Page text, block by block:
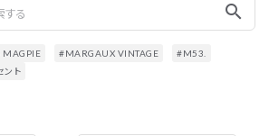
search
MAGPIE #MARGAUX VINTAGE
#M53.
ント